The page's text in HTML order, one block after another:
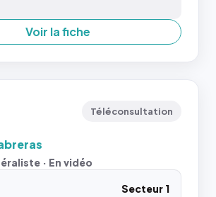
Voir la fiche
Téléconsultation
· En vidéo
Secteur 1